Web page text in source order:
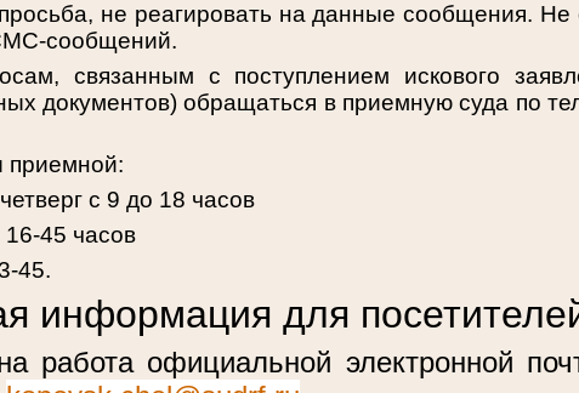
не реагировать на данные сообщения.
сообщений.
связанным с поступлением искового
документов) обращаться в приемную суда по
приемной:
с 9 до 18 часов
45 часов
45.
информация для
работа официальной электронной